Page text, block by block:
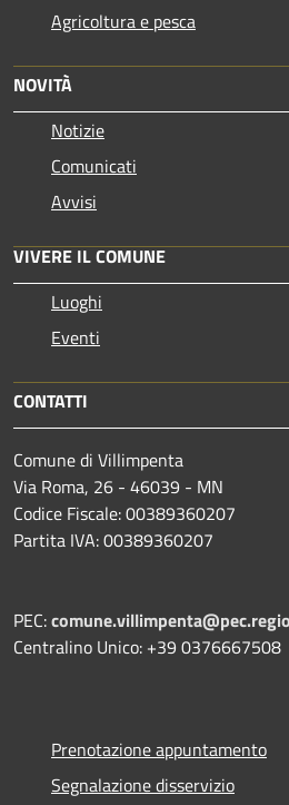
Agricoltura e pesca
NOVITÀ
Notizie
Comunicati
Avvisi
VIVERE IL COMUNE
Luoghi
Eventi
CONTATTI
Comune di Villimpenta
Via Roma, 26 - 46039 - MN
Codice Fiscale: 00389360207
Partita IVA: 00389360207
PEC:
Centralino Unico: +39 0376667508
Prenotazione appuntamento
Segnalazione disservizio